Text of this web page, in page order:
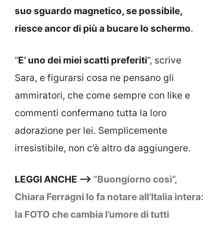
suo sguardo magnetico, se possibile,
riesce ancor di più a bucare lo schermo.
“E’ uno dei miei scatti preferiti“, scrive
Sara, e figurarsi cosa ne pensano gli
ammiratori, che come sempre con like e
commenti confermano tutta la loro
adorazione per lei. Semplicemente
irresistibile, non c’è altro da aggiungere.
LEGGI ANCHE –> “Buongiorno così”,
Chiara Ferragni lo fa notare all’Italia intera:
la FOTO che cambia l’umore di tutti